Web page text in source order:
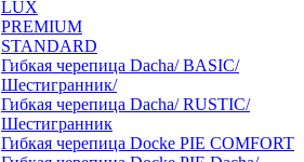
LUX
PREMIUM
STANDARD
Гибкая черепица Dacha/ BASIC/
Шестигранник/
Гибкая черепица Dacha/ RUSTIC/
Шестигранник
Гибкая черепица Docke PIE COMFORT